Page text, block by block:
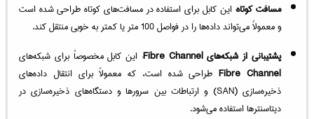
مسافت کوتاه: این کابل برای استفاده در مسافت‌های کوتاه طراحی شده است
و معمولاً می‌تواند داده‌ها را در فواصل 100 متر یا کمتر به خوبی منتقل کند.
پشتیبانی از شبکه‌های Fibre Channel
: این کابل مخصوصاً برای شبکه‌های
Fibre Channelطراحی شده است، که معمولاً برای انتقال داده‌های
ذخیره‌سازی (SAN) و ارتباطات بین سرورها و دستگاه‌های ذخیره‌سازی در
دیتاسنترها استفاده می‌شود.